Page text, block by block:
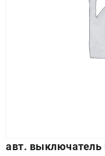
авт. выключатель